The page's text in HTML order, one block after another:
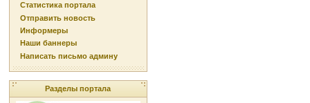
Статистика портала
Отправить новость
Информеры
Наши баннеры
Написать письмо админу
Разделы портала